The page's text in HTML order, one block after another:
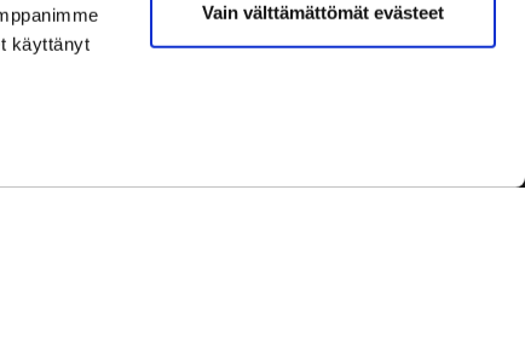
käyttänyt
Vain välttämättömät evästeet